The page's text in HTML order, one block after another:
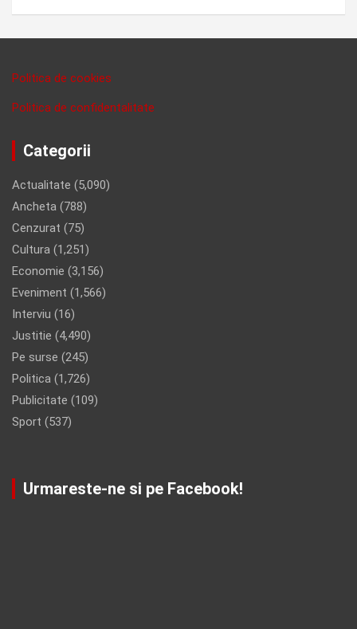
Politica de cookies
Politica de confidentalitate
Categorii
Actualitate (5,090)
Ancheta (788)
Cenzurat (75)
Cultura (1,251)
Economie (3,156)
Eveniment (1,566)
Interviu (16)
Justitie (4,490)
Pe surse (245)
Politica (1,726)
Publicitate (109)
Sport (537)
Urmareste-ne si pe Facebook!